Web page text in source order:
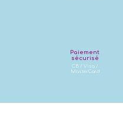
Paiement
sécurisé
CB / Visa /
MasterCard